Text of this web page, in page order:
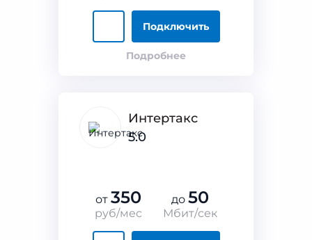
Подключить
Подробнее
Интертакс
5.0
от 350
руб/мес
до 50
Мбит/сек